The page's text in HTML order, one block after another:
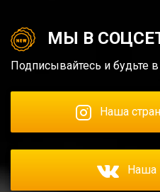
МЫ В
Подписывайтесь и будьте
Наша
Наша